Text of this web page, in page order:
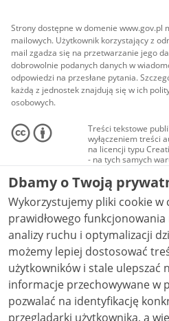
Strony dostępne w domenie www.gov.pl
mailowych. Użytkownik korzystający z
mail zgadza się na przetwarzanie jego
dobrowolnie podanych danych w
odpowiedzi na przesłane pytania.
każdą z jednostek znajdują się w ich
osobowych.
Treści tekstowe
wyłączeniem treści
na licencji typu
- na tych samych
Materiały
audio i wideo, są
Creative Commons:
niekomercyjne - bez
NC-ND 4.0), o ile nie
Dbamy o Twoją
Wykorzystujemy pliki cookie w
prawidłowego
analizy ruchu i optymalizacji działania
możemy lepiej dostosować
użytkowników i stale ulepszać nasze
informacje przechowywane w
pozwalać na identyfikację
przeglądarki użytkownika, a